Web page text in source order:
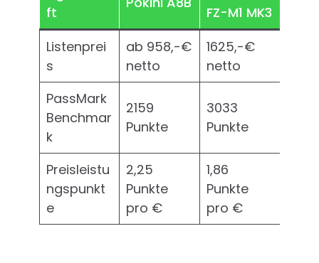
ft
FZ-M1 MK3
Listenprei
s
ab 958,-€
netto
1625,-€
netto
PassMark
Benchmar
k
2159
Punkte
3033
Punkte
Preisleistu
ngspunkt
e
2,25
Punkte
pro €
1,86
Punkte
pro €